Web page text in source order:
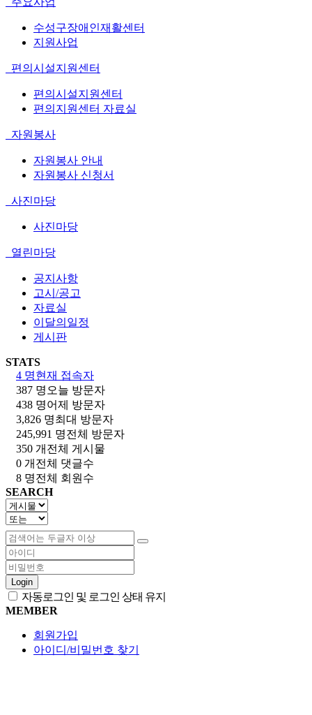
수성구장애인재활센터
지원사업
편의시설지원센터
편의시설지원센터
편의지원센터 자료실
자원봉사
자원봉사 안내
자원봉사 신청서
사진마당
사진마당
열린마당
공지사항
고시/공고
자료실
이달의일정
게시판
STATS
4 명현재 접속자
387 명 오늘 방문자
438 명어제 방문자
3,826 명최대 방문자
245,991 명전체 방문자
350 개 전체 게시물
0 개 전체 댓글수
8 명전체 회원수
SEARCH
Login
자동로그인 및 로그인 상태 유지
MEMBER
회원가입
아이디/비밀번호 찾기